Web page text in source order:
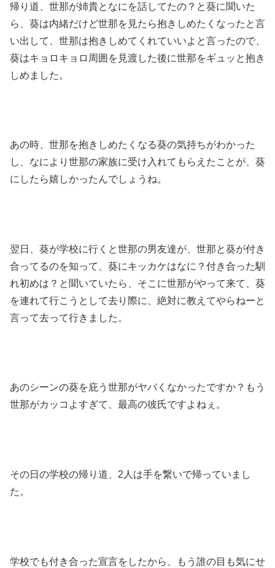
帰り道、世那が姉貴となにを話してたの？と葵に聞いた
ら、葵は内緒だけど世那を見たら抱きしめたくなったと言
い出して、世那は抱きしめてくれていいよと言ったので、
葵はキョロキョロ周囲を見渡した後に世那をギュッと抱き
しめました。
あの時、世那を抱きしめたくなる葵の気持ちがわかった
し、なにより世那の家族に受け入れてもらえたことが、葵
にしたら嬉しかったんでしょうね。
翌日、葵が学校に行くと世那の男友達が、世那と葵が付き
合ってるのを知って、葵にキッカケはなに？付き合った馴
れ初めは？と聞いていたら、そこに世那がやって来て、葵
を連れて行こうとして去り際に、絶対に教えてやらねーと
言って去って行きました。
あのシーンの葵を庇う世那がヤバくなかったですか？もう
世那がカッコよすぎて、最高の彼氏ですよねぇ。
その日の学校の帰り道、2人は手を繋いで帰っていまし
た。
学校でも付き合った宣言をしたから、もう誰の目も気にせ